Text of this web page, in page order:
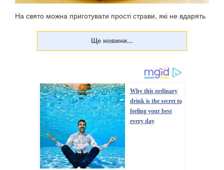
На свято можна приготувати прості страви, які не вдарять
Трійця – 50-й день після Великодня (Воскресіння
Христове). Традиційно меню на Паску жирне, у ньому
Why this ordinary
drink is the secret to
feeling your best
every day